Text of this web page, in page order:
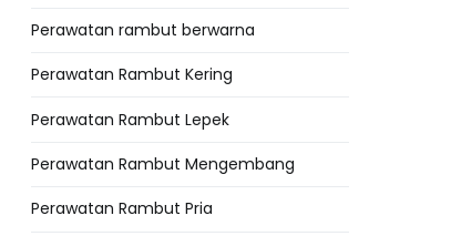
Perawatan rambut berwarna
Perawatan Rambut Kering
Perawatan Rambut Lepek
Perawatan Rambut Mengembang
Perawatan Rambut Pria